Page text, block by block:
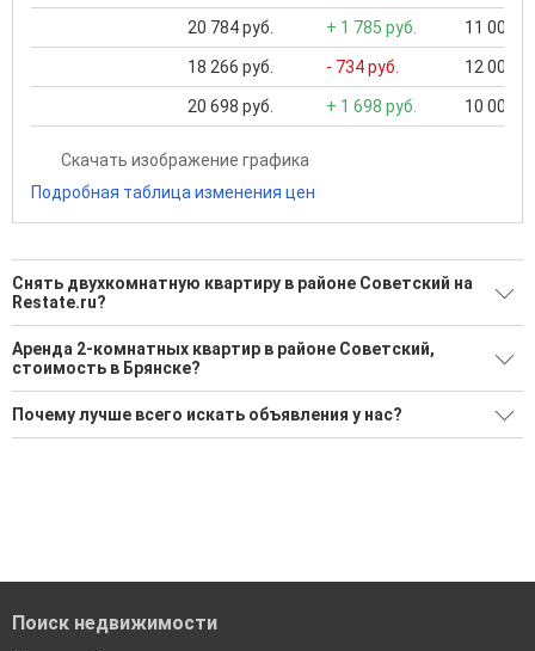
20 784 руб. + 1 785 руб. 11 000
18 266 руб. - 734 руб. 12 000
20 698 руб. + 1 698 руб. 10 000
Скачать изображение графика
Подробная таблица изменения цен
Снять двухкомнатную квартиру в районе Советский на
Restate.ru?
Поможем Снять двухкомнатную квартиру в районе
Советский?
39 актуальных и проверенных объявлений
Воспользуйтесь нашим поиском по новостройкам, для
Аренда 2-комнатных квартир в районе Советский,
стоимость в Брянске?
Минимальная цена: 9 000 Р. Максимальная цена: 55 000 Р;
Средняя: 27 317 Р
Почему лучше всего искать объявления у нас?
Поиск недвижимости